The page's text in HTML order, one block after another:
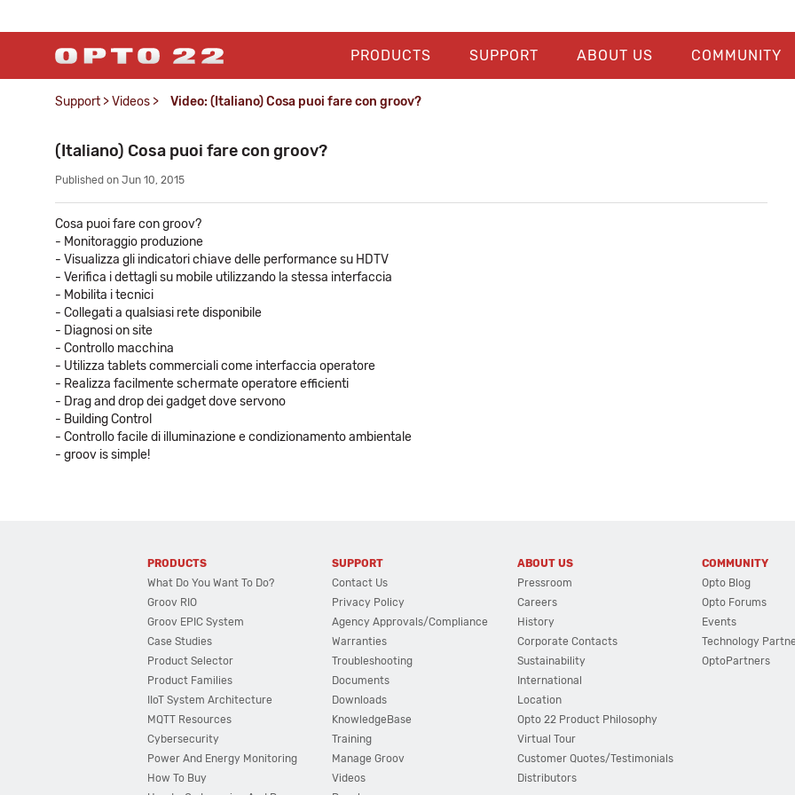
PRODUCTS SUPPORT ABOUT US COMMUNITY
Support >Videos > Video: (Italiano) Cosa puoi fare con groov?
(Italiano) Cosa puoi fare con groov?
Published on Jun 10, 2015
Cosa puoi fare con groov?
- Monitoraggio produzione
- Visualizza gli indicatori chiave delle performance su HDTV
- Verifica i dettagli su mobile utilizzando la stessa interfaccia
- Mobilita i tecnici
- Collegati a qualsiasi rete disponibile
- Diagnosi on site
- Controllo macchina
- Utilizza tablets commerciali come interfaccia operatore
- Realizza facilmente schermate operatore efficienti
- Drag and drop dei gadget dove servono
- Building Control
- Controllo facile di illuminazione e condizionamento ambientale
- groov is simple!
PRODUCTS
What Do You Want To Do?
Groov RIO
Groov EPIC System
Case Studies
Product Selector
Product Families
IIoT System Architecture
MQTT Resources
Cybersecurity
Power And Energy Monitoring
How To Buy
SUPPORT
Contact Us
Privacy Policy
Agency Approvals/Compliance
Warranties
Troubleshooting
Documents
Downloads
KnowledgeBase
Training
Manage Groov
Videos
ABOUT US
Pressroom
Careers
History
Corporate Contacts
Sustainability
International
Location
Opto 22 Product Philosophy
Virtual Tour
Customer Quotes/Testimonials
Distributors
COMMUNITY
Opto Blog
Opto Forums
Events
Technology
OptoPartners